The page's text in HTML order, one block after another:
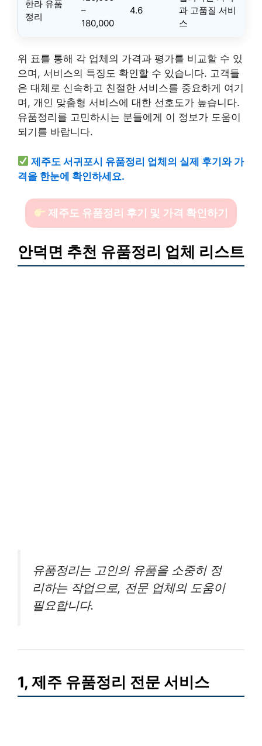
한라 유품
정리
–
180,000
4.6
과 고품질 서비
스
위 표를 통해 각 업체의 가격과 평가를 비교할 수 있
으며, 서비스의 특징도 확인할 수 있습니다. 고객들
은 대체로 신속하고 친절한 서비스를 중요하게 여기
며, 개인 맞춤형 서비스에 대한 선호도가 높습니다.
유품정리를 고민하시는 분들에게 이 정보가 도움이
되기를 바랍니다.
제주도 서귀포시 유품정리 업체의 실제 후기와 가
격을 한눈에 확인하세요.
제주도 유품정리 후기 및 가격 확인하기
안덕면 추천 유품정리 업체 리스트
유품정리는 고인의 유품을 소중히 정
리하는 작업으로, 전문 업체의 도움이
필요합니다.
1, 제주 유품정리 전문 서비스